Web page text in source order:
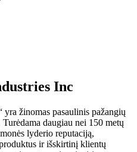
Inc
žinomas pasaulinis pažangių
daugiau nei 150 metų
lyderio reputaciją,
ir išskirtinį klientų